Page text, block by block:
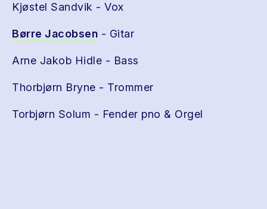
Kjøstel Sandvik - Vox
Børre Jacobsen - Gitar
Arne Jakob Hidle - Bass
Thorbjørn Bryne - Trommer
Torbjørn Solum - Fender pno & Orgel